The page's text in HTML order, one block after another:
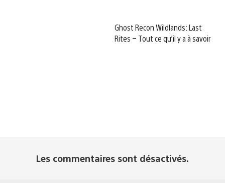
Ghost Recon Wildlands: Last
Rites – Tout ce qu’il y a à savoir
Les commentaires sont désactivés.